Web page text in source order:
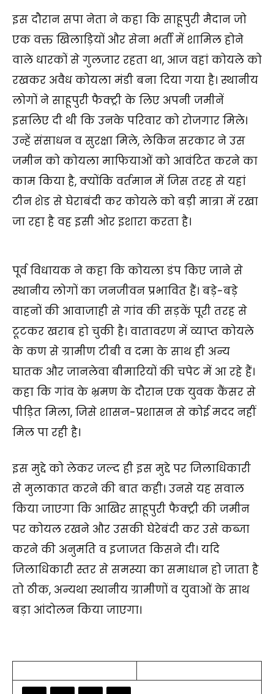
इस दौरान सपा नेता ने कहा कि साहूपुरी मैदान जो
एक वक्त खिलाड़ियों और सेना भर्ती में शामिल होने
वाले धारकों से गुलजार रहता था, आज वहां कोयले को
रखकर अवैध कोयला मंडी बना दिया गया है। स्थानीय
लोगों ने साहूपुरी फैक्ट्री के लिए अपनी जमीनें
इसलिए दी थी कि उनके परिवार को रोजगार मिले।
उन्हें संसाधन व सुरक्षा मिले, लेकिन सरकार ने उस
जमीन को कोयला माफियाओं को आवंटित करने का
काम किया है, क्योंकि वर्तमान में जिस तरह से यहां
टीन शेड से घेराबंदी कर कोयले को बड़ी मात्रा में रखा
जा रहा है वह इसी ओर इशारा करता है।
पूर्व विधायक ने कहा कि कोयला डंप किए जाने से
स्थानीय लोगों का जनजीवन प्रभावित हैं। बड़े-बड़े
वाहनों की आवाजाही से गांव की सड़कें पूरी तरह से
टूटकर खराब हो चुकी है। वातावरण में व्याप्त कोयले
के कण से ग्रामीण टीबी व दमा के साथ ही अन्य
घातक और जानलेवा बीमारियों की चपेट में आ रहे हैं।
कहा कि गांव के भ्रमण के दौरान एक युवक कैंसर से
पीड़ित मिला, जिसे शासन-प्रशासन से कोई मदद नहीं
मिल पा रही है।
इस मुद्दे को लेकर जल्द ही इस मुद्दे पर जिलाधिकारी
से मुलाकात करने की बात कही। उनसे यह सवाल
किया जाएगा कि आखिर साहूपुरी फैक्ट्री की जमीन
पर कोयल रखने और उसकी घेरेबंदी कर उसे कब्जा
करने की अनुमति व इजाजत किसने दी। यदि
जिलाधिकारी स्तर से समस्या का समाधान हो जाता है
तो ठीक, अन्यथा स्थानीय ग्रामीणों व युवाओं के साथ
बड़ा आंदोलन किया जाएगा।